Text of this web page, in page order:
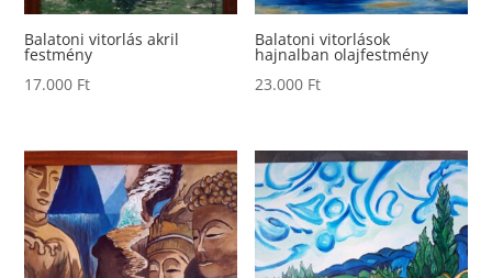
Balatoni vitorlás akril
festmény
17.000 Ft
Balatoni vitorlások
hajnalban olajfestmény
23.000 Ft